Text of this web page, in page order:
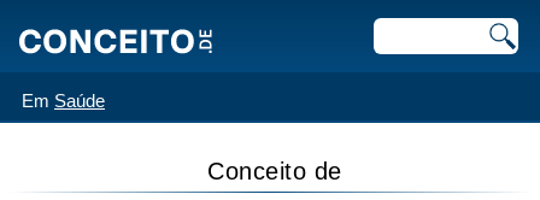
Em Saúde
Conceito de